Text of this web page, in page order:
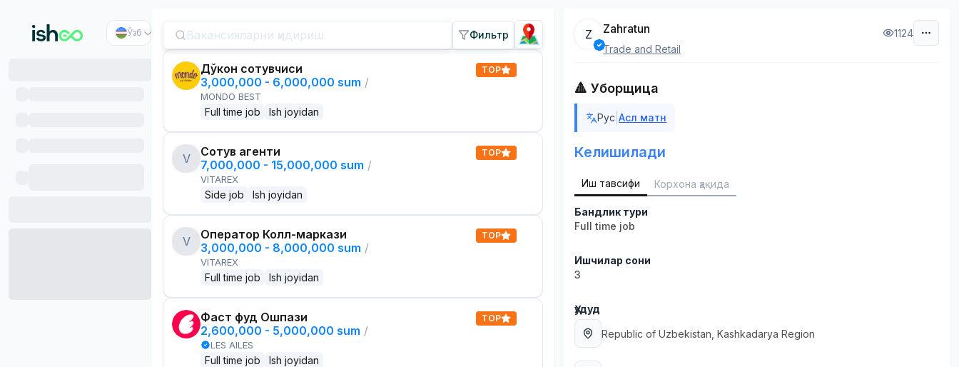
Ўзб Фильтр
Дўкон сотувчиси
3,000,000 - 6,000,000 sum /
MONDO BEST
Full time job Ish joyidan
TOP
V
Сотув агенти
7,000,000 - 15,000,000 sum /
VITAREX
Side job Ish joyidan
TOP
V
Оператор Колл-маркази
3,000,000 - 8,000,000 sum /
VITAREX
Full time job Ish joyidan
TOP
Фаст фуд Ошпази
2,600,000 - 5,000,000 sum /
LES AILES
Full time job Ish joyidan
TOP
Z Zahratun
Trade and Retail
1124
🔺 Уборщица
Рус |Асл матн
Келишилади
Иш тавсифи Корхона ҳақида
Бандлик тури
Full time job
Ишчилар сони
3
Ҳудуд
Republic of Uzbekistan , Kashkadarya Region